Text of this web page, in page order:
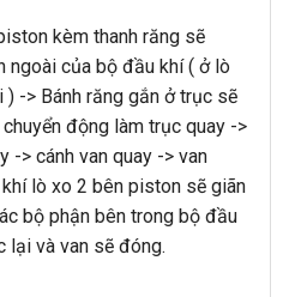
kèm thanh răng sẽ
ngoài của bộ đầu khí ( ở lò
-> Bánh răng gắn ở trục sẽ
động làm trục quay ->
-> cánh van quay -> van
lò xo 2 bên piston sẽ giãn
bộ phận bên trong bộ đầu
lại và van sẽ đóng.